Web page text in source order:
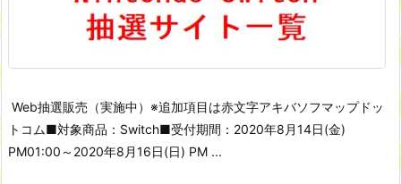
Web抽選販売（実施中） ※追加項目は赤文字アキバソフマップドッ
トコム■対象商品：Switch■受付期間：2020年8月14日(金)
PM01:00～2020年8月16日(日) PM ...